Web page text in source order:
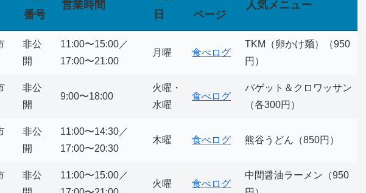
番号
営業時間
日
ページ
人気メニュー
非公
開
11:00〜15:00／
17:00〜21:00
月曜 食べログ
TKM（卵かけ麺）（950
円）
非公
開
9:00〜18:00
火曜・
水曜
食べログ
バゲット＆クロワッサン
（各300円）
非公
開
11:00〜14:30／
17:00〜20:30
木曜 食べログ 熊谷うどん（850円）
非公
11:00〜15:00／
火曜 食べログ
中間醤油ラーメン（950